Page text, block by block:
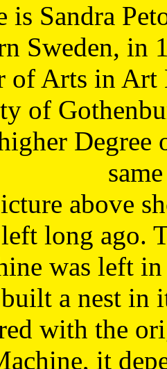
is Sandra
Sweden, in
of Arts in Art
of
Degree
above
long ago.
was left
a nest in
with the
it